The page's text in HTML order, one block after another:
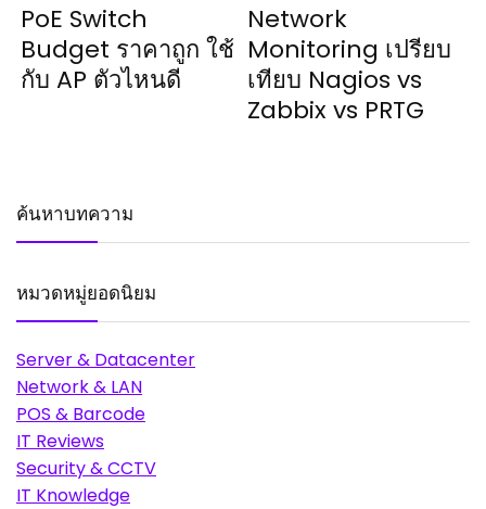
PoE Switch
Budget ราคาถูก ใช้
กับ AP ตัวไหนดี
Network
Monitoring เปรียบ
เทียบ Nagios vs
Zabbix vs PRTG
ค้นหาบทความ
หมวดหมู่ยอดนิยม
Server & Datacenter
Network & LAN
POS & Barcode
IT Reviews
Security & CCTV
IT Knowledge